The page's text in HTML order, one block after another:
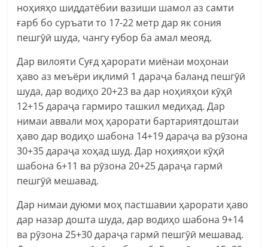
ноҳияҳо шиддатёбии вазиши шамол аз самти
ғарб бо суръати то 17-22 метр дар як сония
пешгӯӣ шуда, чангу ғубор ба амал меояд.
Дар вилояти Суғд ҳарорати миёнаи моҳонаи
ҳаво аз меъёри иқлимӣ 1 дараҷа баланд пешгӯӣ
шуда, дар водиҳо 20+23 ва дар ноҳияҳои кӯҳӣ
12+15 дараҷа гармиро ташкил медиҳад. Дар
нимаи аввали моҳ ҳарорати бартариятдоштаи
ҳаво дар водиҳо шабона 14+19 дараҷа ва рӯзона
30+35 дараҷа хоҳад шуд. Дар ноҳияҳои кӯҳӣ
шабона 6+11 ва рӯзона 20+25 дараҷа гармӣ
пешгӯӣ мешавад.
Дар нимаи дуюми моҳ пастшавии ҳарорати ҳаво
дар назар дошта шуда, дар водиҳо шабона 9+14
ва рӯзона 25+30 дараҷа гармӣ пешгӯӣ мешавад.